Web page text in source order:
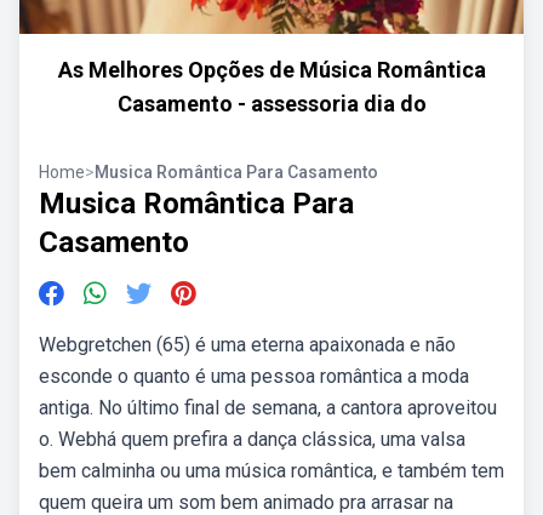
As Melhores Opções de Música Romântica
Casamento - assessoria dia do
Home>Musica Romântica Para Casamento
Musica Romântica Para
Casamento
Webgretchen (65) é uma eterna apaixonada e não
esconde o quanto é uma pessoa romântica a moda
antiga. No último final de semana, a cantora aproveitou
o. Webhá quem prefira a dança clássica, uma valsa
bem calminha ou uma música romântica, e também tem
quem queira um som bem animado pra arrasar na